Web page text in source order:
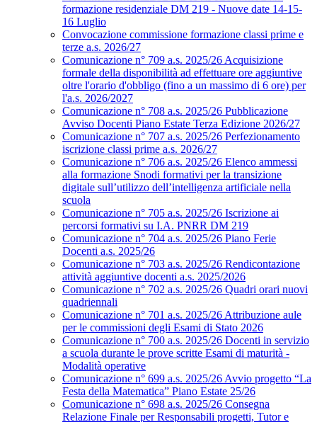
formazione residenziale DM 219 - Nuove date 14-15-
16 Luglio
Convocazione commissione formazione classi prime e
terze a.s. 2026/27
Comunicazione n° 709 a.s. 2025/26 Acquisizione
formale della disponibilità ad effettuare ore aggiuntive
oltre l'orario d'obbligo (fino a un massimo di 6 ore) per
l'a.s. 2026/2027
Comunicazione n° 708 a.s. 2025/26 Pubblicazione
Avviso Docenti Piano Estate Terza Edizione 2026/27
Comunicazione n° 707 a.s. 2025/26 Perfezionamento
iscrizione classi prime a.s. 2026/27
Comunicazione n° 706 a.s. 2025/26 Elenco ammessi
alla formazione Snodi formativi per la transizione
digitale sull’utilizzo dell’intelligenza artificiale nella
scuola
Comunicazione n° 705 a.s. 2025/26 Iscrizione ai
percorsi formativi su I.A. PNRR DM 219
Comunicazione n° 704 a.s. 2025/26 Piano Ferie
Docenti a.s. 2025/26
Comunicazione n° 703 a.s. 2025/26 Rendicontazione
attività aggiuntive docenti a.s. 2025/2026
Comunicazione n° 702 a.s. 2025/26 Quadri orari nuovi
quadriennali
Comunicazione n° 701 a.s. 2025/26 Attribuzione aule
per le commissioni degli Esami di Stato 2026
Comunicazione n° 700 a.s. 2025/26 Docenti in servizio
a scuola durante le prove scritte Esami di maturità -
Modalità operative
Comunicazione n° 699 a.s. 2025/26 Avvio progetto “La
Festa della Matematica” Piano Estate 25/26
Comunicazione n° 698 a.s. 2025/26 Consegna
Relazione Finale per Responsabili progetti, Tutor e